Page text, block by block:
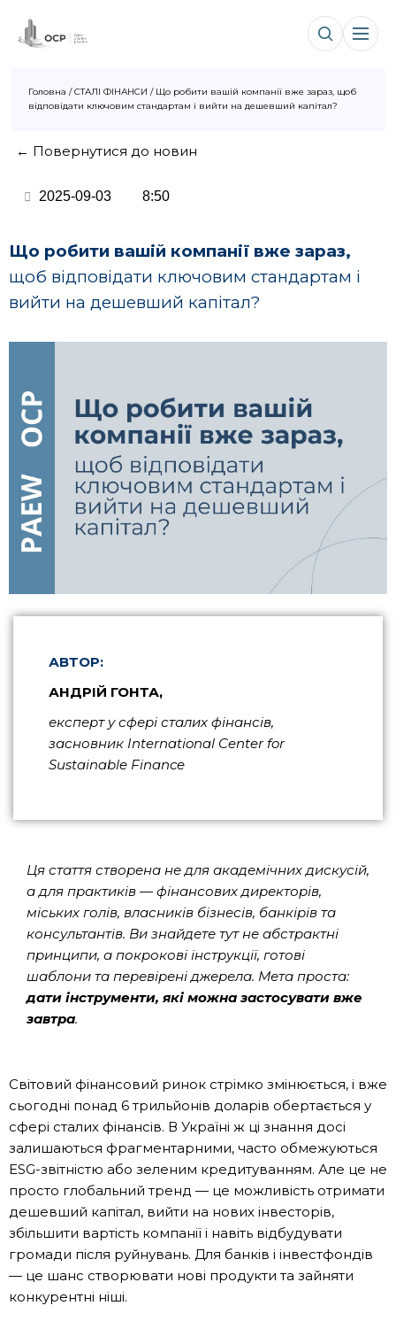
Головна /СТАЛІ ФІНАНСИ / Що робити вашій компанії вже зараз, щоб
відповідати ключовим стандартам і вийти на дешевший капітал?
← Повернутися до новин
2025-09-03 8:50
Що робити вашій компанії вже зараз,
щоб відповідати ключовим стандартам і
вийти на дешевший капітал?
АВТОР:
АНДРІЙ ГОНТА,
експерт у сфері сталих фінансів,
засновник International Center for
Sustainable Finance
Ця стаття створена не для академічних дискусій,
а для практиків — фінансових директорів,
міських голів, власників бізнесів, банкірів та
консультантів. Ви знайдете тут не абстрактні
принципи, а покрокові інструкції, готові
шаблони та перевірені джерела. Мета проста:
дати інструменти, які можна застосувати вже
завтра.
Світовий фінансовий ринок стрімко змінюється, і вже
сьогодні понад 6 трильйонів доларів обертається у
сфері сталих фінансів. В Україні ж ці знання досі
залишаються фрагментарними, часто обмежуються
ESG-звітністю або зеленим кредитуванням. Але це не
просто глобальний тренд — це можливість отримати
дешевший капітал, вийти на нових інвесторів,
збільшити вартість компанії і навіть відбудувати
громади після руйнувань. Для банків і інвестфондів
— це шанс створювати нові продукти та зайняти
конкурентні ніші.